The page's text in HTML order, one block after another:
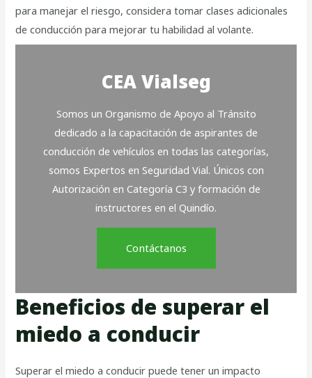
para manejar el riesgo, considera tomar clases adicionales
de conducción para mejorar tu habilidad al volante.
CEA Vialseg
Somos un Organismo de Apoyo al Tránsito
dedicado a la capacitación de aspirantes de
conducción de vehículos en todas las categorías,
somos Expertos en Seguridad Vial. Únicos con
Autorización en Categoría C3 y formación de
instructores en el Quindío.
Contáctanos
Beneficios de superar el
miedo a conducir
Superar el miedo a conducir puede tener un impacto